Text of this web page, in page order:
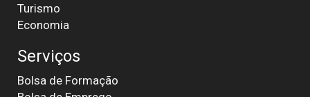
Turismo
Economia
Serviços
Bolsa de Formação